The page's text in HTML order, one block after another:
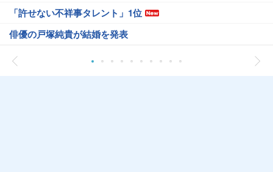
「許せない不祥事タレント」1位
俳優の戸塚純貴が結婚を発表